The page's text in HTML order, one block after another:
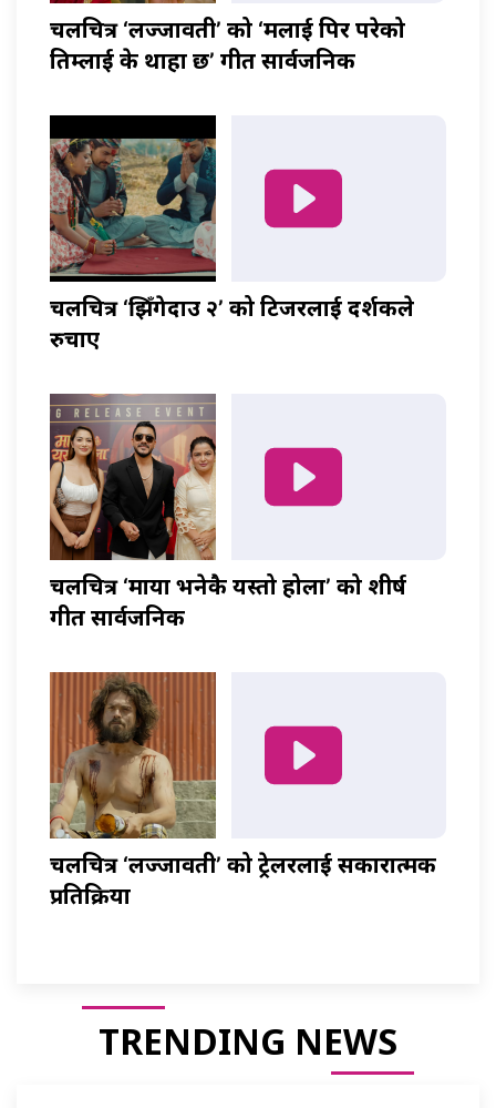
चलचित्र ‘लज्जावती’ को ‘मलाई पिर परेको
तिम्लाई के थाहा छ’ गीत सार्वजनिक
चलचित्र ‘झिँगेदाउ २’ को टिजरलाई दर्शकले
रुचाए
चलचित्र ‘माया भनेकै यस्तो होला’ को शीर्ष
गीत सार्वजनिक
चलचित्र ‘लज्जावती’ को ट्रेलरलाई सकारात्मक
प्रतिक्रिया
TRENDING NEWS